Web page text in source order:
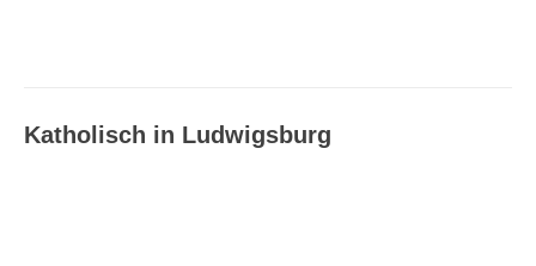
Katholisch in Ludwigsburg